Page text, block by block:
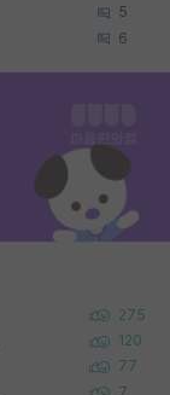
5
6
275
120
77